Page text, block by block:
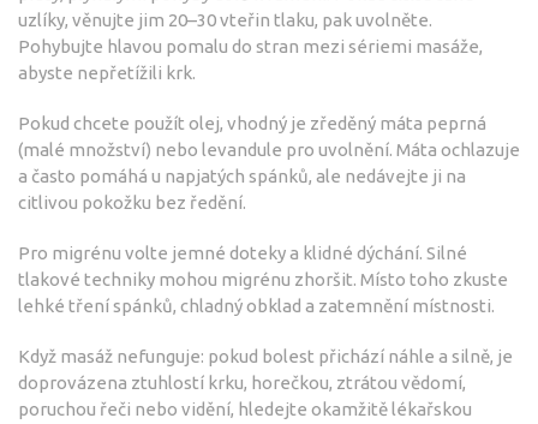
uzlíky, věnujte jim 20–30 vteřin tlaku, pak uvolněte.
Pohybujte hlavou pomalu do stran mezi sériemi masáže,
abyste nepřetížili krk.
Pokud chcete použít olej, vhodný je zředěný máta peprná
(malé množství) nebo levandule pro uvolnění. Máta ochlazuje
a často pomáhá u napjatých spánků, ale nedávejte ji na
citlivou pokožku bez ředění.
Pro migrénu volte jemné doteky a klidné dýchání. Silné
tlakové techniky mohou migrénu zhoršit. Místo toho zkuste
lehké tření spánků, chladný obklad a zatemnění místnosti.
Když masáž nefunguje: pokud bolest přichází náhle a silně, je
doprovázena ztuhlostí krku, horečkou, ztrátou vědomí,
poruchou řeči nebo vidění, hledejte okamžitě lékařskou